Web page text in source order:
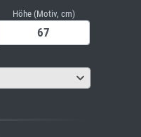
Höhe (Motiv, cm)